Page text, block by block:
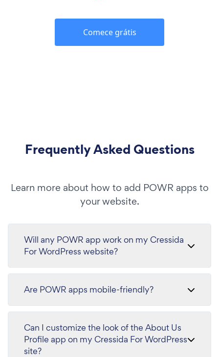
Comece grátis
Frequently Asked Questions
Learn more about how to add POWR apps to
your website.
Will any POWR app work on my Cressida
For WordPress website?
Are POWR apps mobile-friendly?
Can I customize the look of the About Us
Profile app on my Cressida For WordPress
site?